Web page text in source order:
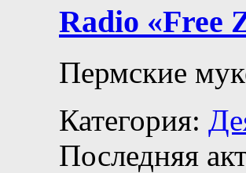
Radio «Free
Пермские
Категория:
Последняя